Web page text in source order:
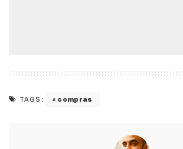
TAGS: compras